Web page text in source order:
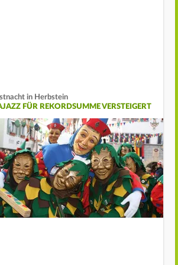
in Herbstein
FÜR REKORDSUMME VERSTEIGERT